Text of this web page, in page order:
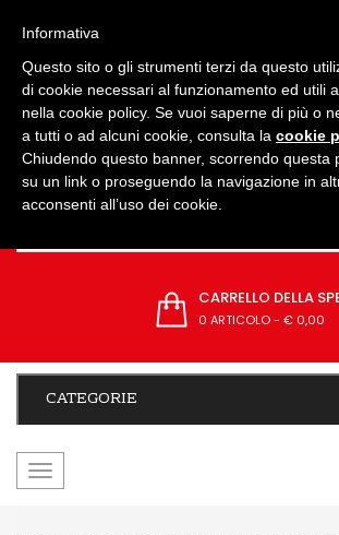
CARRELLO DELLA
0 ARTICOLO- € 0,00
CATEGORIE
navigazione
Informativa
Questo sito o gli strumenti terzi da questo
di cookie necessari al funzionamento ed utili
nella cookie policy. Se vuoi saperne di più o
a tutti o ad alcuni cookie, consulta la cookie
Chiudendo questo banner, scorrendo questa
su un link o proseguendo la navigazione in
acconsenti all’uso dei cookie.